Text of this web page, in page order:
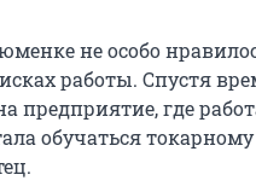
не особо
работы. Спустя
предприятие, где
обучаться